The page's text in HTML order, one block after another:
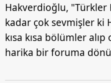
hazırlanmış Aydınlatma
ilgili mevzuata uygun olarak
almak için lütfen
tıklayınız
Hakverdioğlu, "Türkler
kadar çok sevmişler ki
kısa kısa bölümler
harika bir foruma